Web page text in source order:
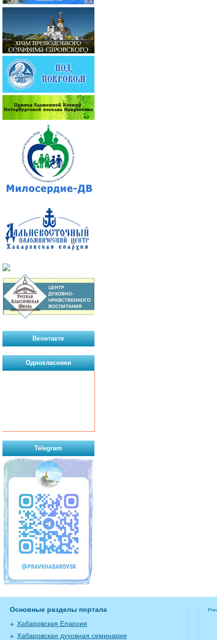
Вконтакте
Однокласники
Telegram
Основные разделы портала
Хабаровская Епархия
Хабаровская духовная семинария